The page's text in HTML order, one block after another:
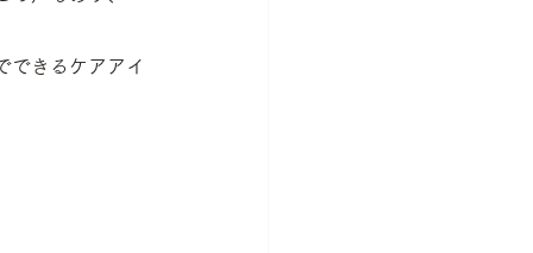
できるケアアイ